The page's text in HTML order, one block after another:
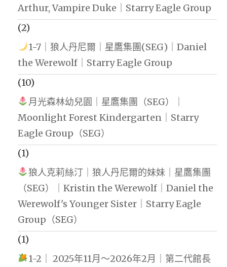
Arthur, Vampire Duke｜Starry Eagle Group
(2)
1-7｜狼人丹尼爾｜星鷹集團(SEG)｜Daniel
the Werewolf｜Starry Eagle Group
(10)
月光森林幼兒園｜星鷹集團（SEG）｜
Moonlight Forest Kindergarten｜Starry
Eagle Group（SEG）
(1)
狼人克莉絲汀｜狼人丹尼爾的妹妹｜星鷹集團
（SEG）｜Kristin the Werewolf｜Daniel the
Werewolf's Younger Sister｜Starry Eagle
Group（SEG）
(1)
1-2｜ 2025年11月～2026年2月｜第二代館長